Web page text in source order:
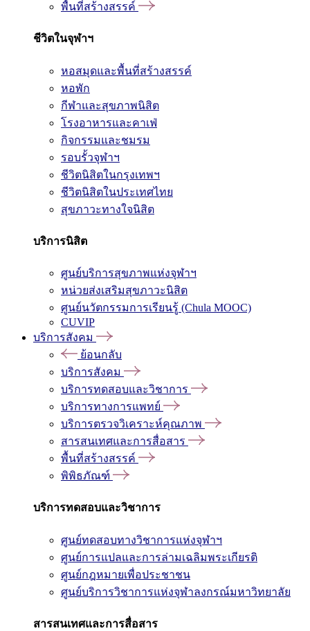
พื้นที่สร้างสรรค์
ชีวิตในจุฬาฯ
หอสมุดและพื้นที่สร้างสรรค์
หอพัก
กีฬาและสุขภาพนิสิต
โรงอาหารและคาเฟ่
กิจกรรมและชมรม
รอบรั้วจุฬาฯ
ชีวิตนิสิตในกรุงเทพฯ
ชีวิตนิสิตในประเทศไทย
สุขภาวะทางใจนิสิต
บริการนิสิต
ศูนย์บริการสุขภาพแห่งจุฬาฯ
หน่วยส่งเสริมสุขภาวะนิสิต
ศูนย์นวัตกรรมการเรียนรู้ (Chula MOOC)
CUVIP
บริการสังคม
ย้อนกลับ
บริการสังคม
บริการทดสอบและวิชาการ
บริการทางการแพทย์
บริการตรวจวิเคราะห์คุณภาพ
สารสนเทศและการสื่อสาร
พื้นที่สร้างสรรค์
พิพิธภัณฑ์
บริการทดสอบและวิชาการ
ศูนย์ทดสอบทางวิชาการแห่งจุฬาฯ
ศูนย์การแปลและการล่ามเฉลิมพระเกียรติ
ศูนย์กฎหมายเพื่อประชาชน
ศูนย์บริการวิชาการแห่งจุฬาลงกรณ์มหาวิทยาลัย
สารสนเทศและการสื่อสาร